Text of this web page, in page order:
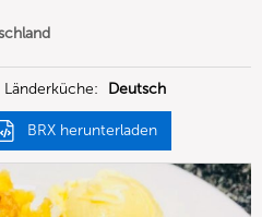
Länderküche: Deutsch
BRX herunterladen